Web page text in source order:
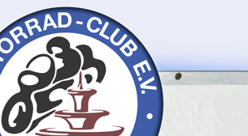
Unser Verein